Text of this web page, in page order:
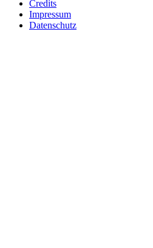
Credits
Impressum
Datenschutz